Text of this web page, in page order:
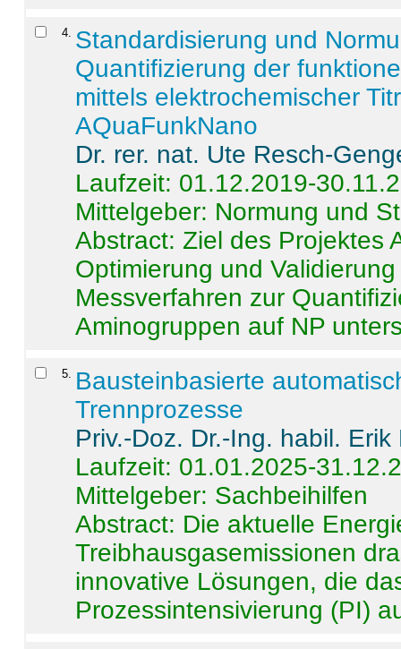
4 Standardisierung und
Quantifizierung der
mittels elektrochemischer
AQuaFunkNano
Dr. rer. nat. Ute Resch-
Laufzeit: 01.12.2019-
Mittelgeber: Normung und
Abstract:Ziel des Projektes
Optimierung und
Messverfahren zur
Aminogruppen auf NP
5
Bausteinbasierte
Trennprozesse
Priv.-Doz. Dr.-Ing. habil. Erik
Laufzeit: 01.01.2025-
Mittelgeber: Sachbeihilfen
Abstract: Die aktuelle
Treibhausgasemissionen
innovative Lösungen, die
Prozessintensivierung (PI)